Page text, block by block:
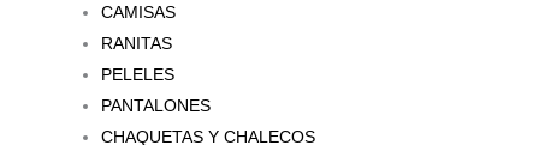
CAMISAS
RANITAS
PELELES
PANTALONES
CHAQUETAS Y CHALECOS